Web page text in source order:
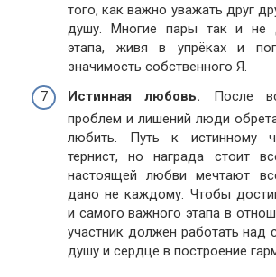
того, как важно уважать друг
душу. Многие пары так и не
этапа, живя в упрёках и
значимость собственного Я.
Истинная любовь. После
проблем и лишений люди
любить. Путь к истинному
тернист, но награда стоит
настоящей любви мечтают
дано не каждому. Чтобы
и самого важного этапа в
участник должен работать над
душу и сердце в построение